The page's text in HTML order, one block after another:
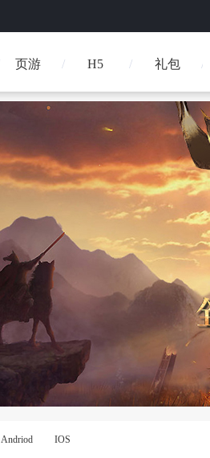
H5
页游 礼包
Andriod IOS